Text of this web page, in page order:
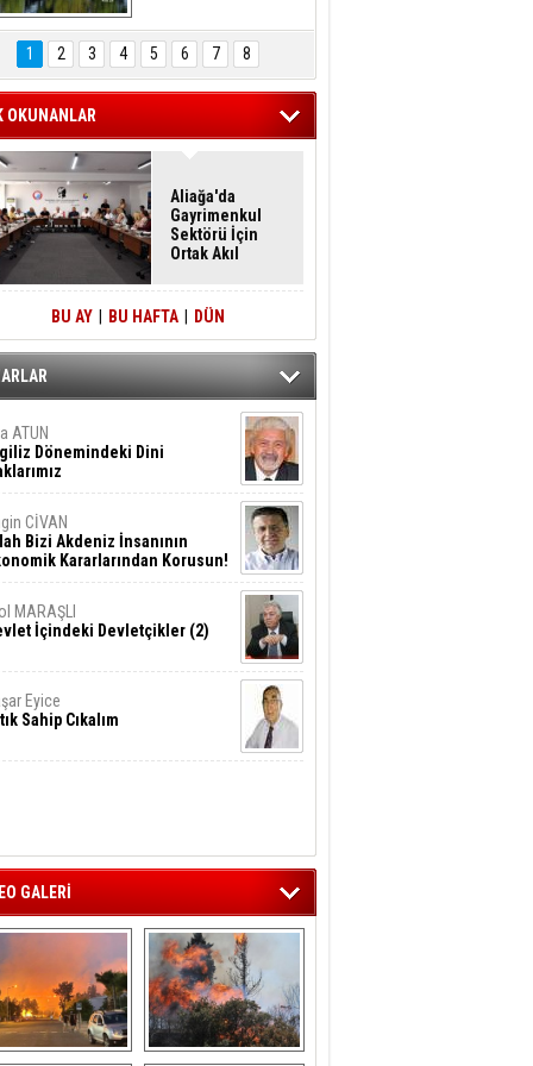
Hasan Eser'in
Objektifinden
1 2 3 4 5 6 7 8
OKUNANLAR
Aliağa'da
Gayrimenkul
Sektörü İçin
Ortak Akıl
BU AY BU HAFTA DÜN
ATUN
Dönemindeki Dini
CİVAN
Bizi Akdeniz İnsanının
Kararlarından Korusun!
MARAŞLI
İçindeki Devletçikler (2)
Eyice
Sahip Cıkalım
GALERİ
‘da  otluk
Aliağa'nın Ciğerleri